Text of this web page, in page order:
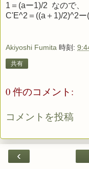
1＝(aー1)/2 なので、
C'E^2＝((a＋1)/2)^2
Akiyoshi Fumita 時刻:
共有
0 件のコメント:
コメントを投稿
‹